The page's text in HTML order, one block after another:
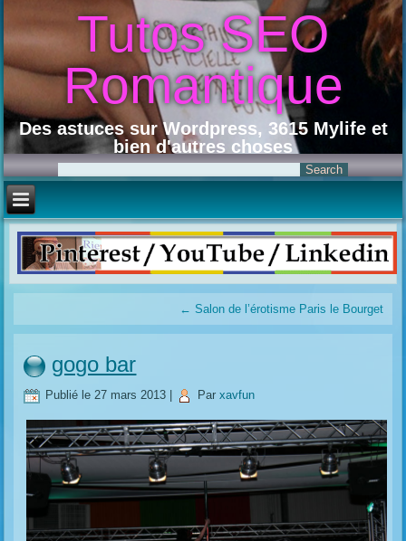
Tutos SEO
Romantique
Des astuces sur Wordpress, 3615 Mylife et
bien d'autres choses
← Salon de l’érotisme Paris le Bourget
gogo bar
Publié le 27 mars 2013 Par xavfun